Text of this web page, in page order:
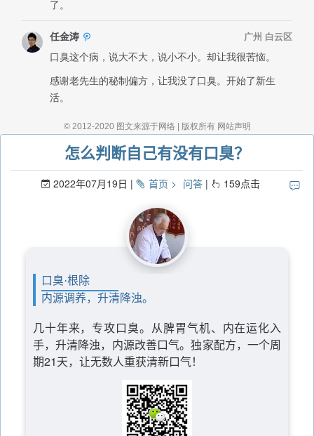
怎么判断自己有没有口臭？
2022年07月19日 首页 问答 159点击
口臭·根除
内源调养，升清降浊。
几十年来，专攻口臭。从脾胃气机、内在运化入
手，升清降浊，内源改善口气。独家配方，一个周
期21天，让无数人重获清新口气！